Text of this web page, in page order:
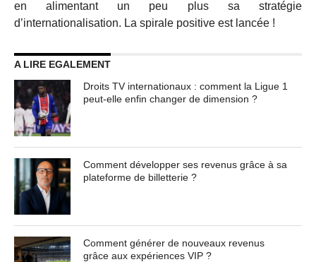
en alimentant un peu plus sa stratégie
d’internationalisation. La spirale positive est lancée !
A LIRE EGALEMENT
Droits TV internationaux : comment la Ligue 1
peut-elle enfin changer de dimension ?
Comment développer ses revenus grâce à sa
plateforme de billetterie ?
Comment générer de nouveaux revenus
grâce aux expériences VIP ?